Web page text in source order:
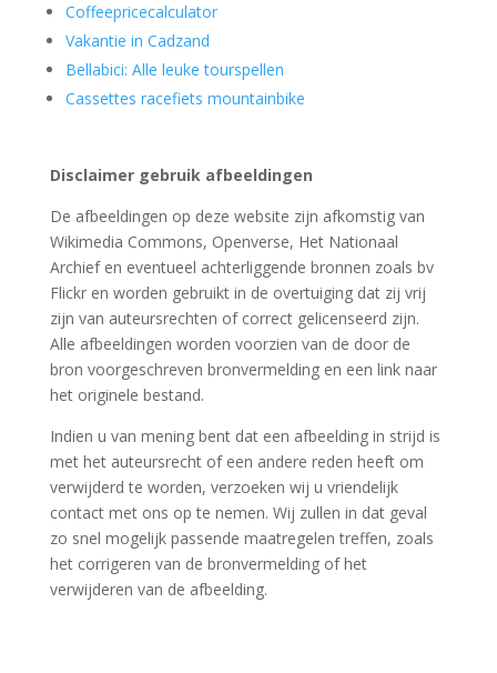
Coffeepricecalculator
Vakantie in Cadzand
Bellabici: Alle leuke tourspellen
Cassettes racefiets mountainbike
Disclaimer gebruik afbeeldingen
De afbeeldingen op deze website zijn afkomstig van
Wikimedia Commons, Openverse, Het Nationaal
Archief en eventueel achterliggende bronnen zoals bv
Flickr en worden gebruikt in de overtuiging dat zij vrij
zijn van auteursrechten of correct gelicenseerd zijn.
Alle afbeeldingen worden voorzien van de door de
bron voorgeschreven bronvermelding en een link naar
het originele bestand.
Indien u van mening bent dat een afbeelding in strijd is
met het auteursrecht of een andere reden heeft om
verwijderd te worden, verzoeken wij u vriendelijk
contact met ons op te nemen. Wij zullen in dat geval
zo snel mogelijk passende maatregelen treffen, zoals
het corrigeren van de bronvermelding of het
verwijderen van de afbeelding.